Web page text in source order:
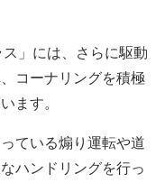
」には、さらに駆動
コーナリングを積極
ます。
ている煽り運転や道
ハンドリングを行っ